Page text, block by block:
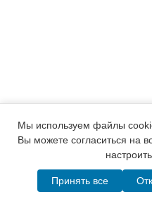
Написать в MAX Telegram
Мы используем файлы
Вы можете согласиться на
Принять все